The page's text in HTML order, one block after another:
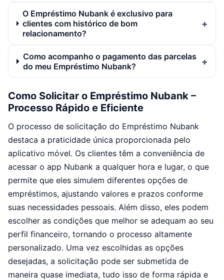
O Empréstimo Nubank é exclusivo para
clientes com histórico de bom
relacionamento?
Como acompanho o pagamento das parcelas
do meu Empréstimo Nubank?
Como Solicitar o Empréstimo Nubank –
Processo Rápido e Eficiente
O processo de solicitação do Empréstimo Nubank
destaca a praticidade única proporcionada pelo
aplicativo móvel. Os clientes têm a conveniência de
acessar o app Nubank a qualquer hora e lugar, o que
permite que eles simulem diferentes opções de
empréstimos, ajustando valores e prazos conforme
suas necessidades pessoais. Além disso, eles podem
escolher as condições que melhor se adequam ao seu
perfil financeiro, tornando o processo altamente
personalizado. Uma vez escolhidas as opções
desejadas, a solicitação pode ser submetida de
maneira quase imediata, tudo isso de forma rápida e